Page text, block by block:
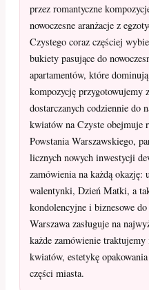
przez romantyczne
nowoczesne aranżacje z
Czystego coraz częściej
bukiety pasujące do
apartamentów, które
kompozycję przygotowujemy
dostarczanych codziennie do
kwiatów na Czyste obejmuje
Powstania Warszawskiego,
licznych nowych inwestycji
zamówienia na każdą
walentynki, Dzień Matki, a
kondolencyjne i biznesowe
Warszawa zasługuje na
każde zamówienie
kwiatów, estetykę
części miasta.